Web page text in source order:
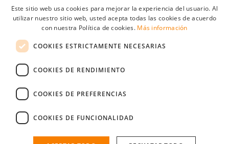
Acceso empresas
Contraseña
Recordarme
Conectarse
Registro gratuito empresas
Encuentre al candidato perfecto a tan sólo un par de clicks
Este sitio web usa cookies para mejorar la experiencia del usuario. Al
utilizar nuestro sitio web, usted acepta todas las cookies de acuerdo
con nuestra Política de cookies. Más información
COOKIES ESTRICTAMENTE NECESARIAS
COOKIES DE RENDIMIENTO
COOKIES DE PREFERENCIAS
COOKIES DE FUNCIONALIDAD